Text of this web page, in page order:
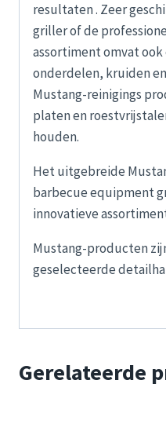
resultaten . Zeer
griller of de
assortiment omvat
onderdelen, kruiden
Mustang-reinigings
platen en
houden.
Het uitgebreide
barbecue equipment
innovatieve
Mustang-producten
geselecteerde
Gerelateerde